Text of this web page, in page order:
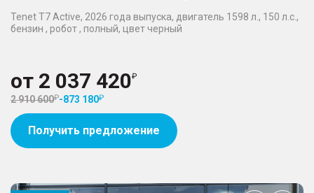
Tenet T7 Active, 2026 года выпуска, двигатель 1598 л., 150 л.с.,
бензин , робот , полный, цвет черный
от 2 037 420
2 910 600 -873 180
Получить предложение